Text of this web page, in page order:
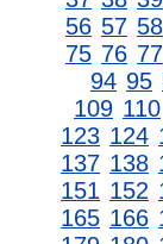
56 57 58
75 76 77
94 95
109 110
123 124
137 138
151 152
165 166